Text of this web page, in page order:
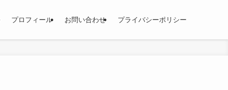
プロフィール お問い合わせ プライバシーポリシー